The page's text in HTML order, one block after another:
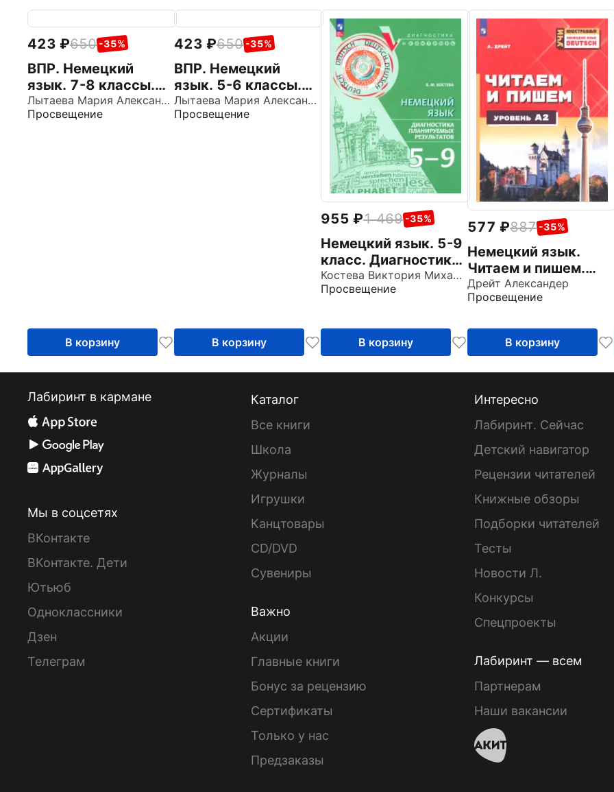
423 650 -35%
ВПР. Немецкий
язык. 7-8 классы.
10 типовых
вариантов
Лытаева Мария Александровна
Просвещение
В корзину
423 650 -35%
ВПР. Немецкий
язык. 5-6 классы.
10 типовых
вариантов
Лытаева Мария Александровна
Просвещение
В корзину
955 1 469 -35%
Немецкий язык. 5-9
класс. Диагностика
планируемых
результатов.
Костева Виктория Михайловна
Просвещение
В корзину
577 887 -35%
Немецкий язык.
Читаем и пишем.
Уровень А2
Дрейт Александер
Просвещение
В корзину
Лабиринт в кармане
Мы в соцсетях
ВКонтакте
ВКонтакте. Дети
Ютьюб
Одноклассники
Дзен
Телеграм
Каталог
Все книги
Школа
Журналы
Игрушки
Канцтовары
CD/DVD
Сувениры
Важно
Акции
Главные книги
Бонус за рецензию
Сертификаты
Только у нас
Предзаказы
Интересно
Лабиринт. Сейчас
Детский навигатор
Рецензии читателей
Книжные обзоры
Подборки читателей
Тесты
Новости Л.
Конкурсы
Спецпроекты
Лабиринт — всем
Партнерам
Наши вакансии